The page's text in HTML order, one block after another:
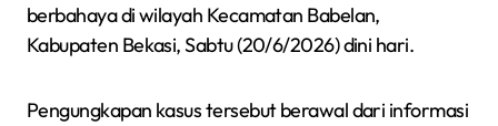
berbahaya di wilayah Kecamatan Babelan,
Kabupaten Bekasi, Sabtu (20/6/2026) dini hari.
Pengungkapan kasus tersebut berawal dari informasi